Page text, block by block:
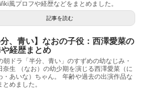
風プロフや経歴などをまとめました。
記事を読む
分、青い】なおの子役：西澤愛菜の
経歴まとめ
朝ドラ「半分、青い」のすずめの幼なじみ・
奈生 （なお）の幼少期を演じる西澤愛菜（に
・あいな）ちゃん。 年齢や過去の出演作品な
とめました。